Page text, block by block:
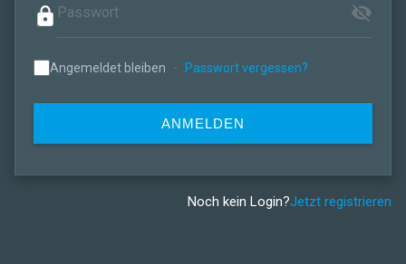
lock visibility_off
Angemeldet bleiben - Passwort vergessen?
ANMELDEN
Noch kein Login?Jetzt registrieren